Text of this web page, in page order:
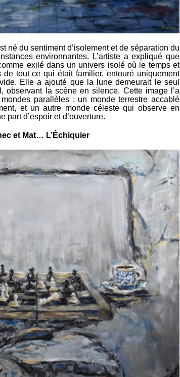
né du sentiment d’isolement et de séparation du
environnantes. L’artiste a expliqué que
exilé dans un univers isolé où le temps et
de tout ce qui était familier, entouré uniquement
Elle a ajouté que la lune demeurait le seul
observant la scène en silence. Cette image l’a
parallèles : un monde terrestre accablé
et un autre monde céleste qui observe en
part d’espoir et d’ouverture.
et Mat… L’Échiquier